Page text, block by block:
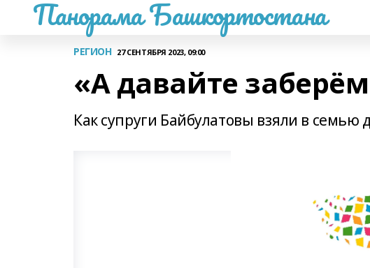
Панорама Башкортостана
РЕГИОН 27 СЕНТЯБРЯ 2023, 09:00
«А давайте
Как супруги Байбулатовы взяли в семью